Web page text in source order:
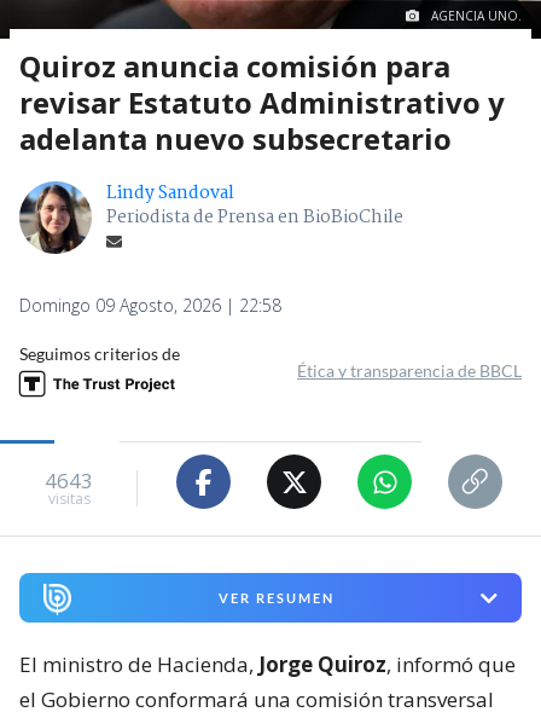
AGENCIA UNO.
Quiroz anuncia comisión para
revisar Estatuto Administrativo y
adelanta nuevo subsecretario
Lindy Sandoval
Periodista de Prensa en BioBioChile
Domingo 09 Agosto, 2026 | 22:58
Seguimos criterios de
Ética y transparencia de BBCL
4643
visitas
VER RESUMEN
El ministro de Hacienda, Jorge Quiroz, informó que
el Gobierno conformará una comisión transversal